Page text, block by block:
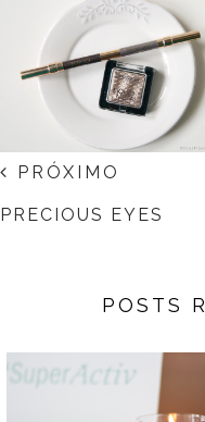
PRÓXIMO
PRECIOUS EYES
POSTS